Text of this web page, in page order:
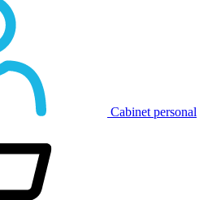
Cabinet personal